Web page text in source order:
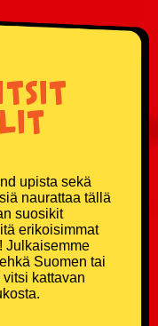
upista sekä
naurattaa tällä
suosikit
erikoisimmat
Julkaisemme
Suomen tai
kattavan